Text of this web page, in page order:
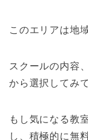
このエリアは地
スクールの内容
から選択してみ
もし気になる教
し、積極的に無